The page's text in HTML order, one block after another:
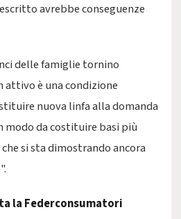
avrebbe conseguenze
delle famiglie tornino
attivo è una condizione
nuova linfa alla domanda
modo da costituire basi più
si sta dimostrando ancora
la Federconsumatori